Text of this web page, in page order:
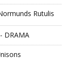
Rutulis
DRAMA